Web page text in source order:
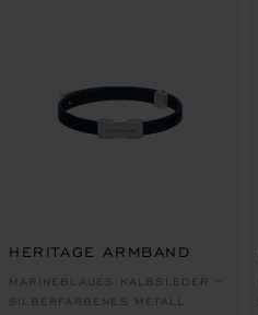
HERITAGE ARMBAND
MARINEBLAUES KALBSLEDER –
SILBERFARBENES METALL